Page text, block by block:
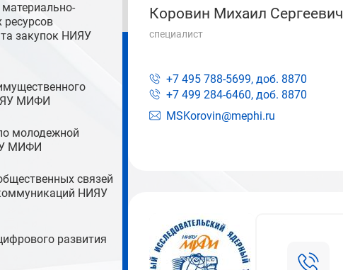
ресурсов
закупок НИЯУ
МИФИ
молодежной
МИФИ
связей
НИЯУ
развития
Коровин Михаил Сергеевич
специалист
MSKorovin@mephi.ru
+7 495 788-5699, доб. 8870
+7 499 284-6460, доб. 8870